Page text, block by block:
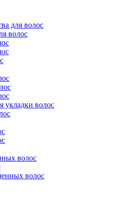
для волос
волос
укладки волос
волос
волос